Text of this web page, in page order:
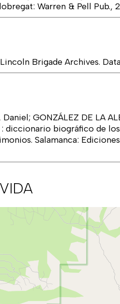
Warren & Pell Pub.,
Brigade Archives.
Daniel; GONZÁLEZ DE LA
: diccionario biográfico de
Salamanca: